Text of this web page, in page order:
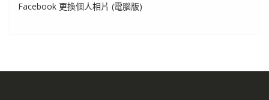
Facebook 更換個人相片 (電腦版)